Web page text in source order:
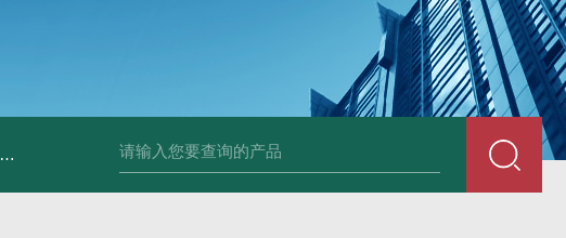
mLAS激光气体分析模块激光气体探测